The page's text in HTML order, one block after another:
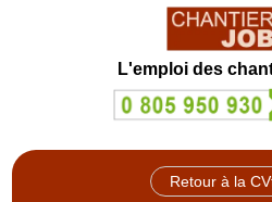
L'emploi des
Retour à la